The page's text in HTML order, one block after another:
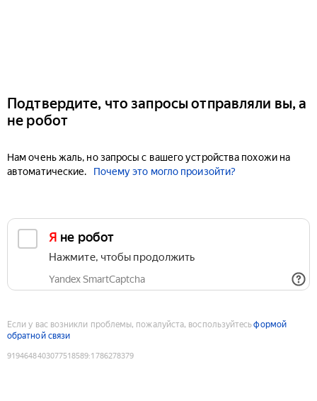
Подтвердите, что запросы отправляли вы, а
не робот
Нам очень жаль, но запросы с вашего устройства похожи на
автоматические.
Почему это могло произойти?
Я не робот
Нажмите, чтобы продолжить
Yandex SmartCaptcha
Если у вас возникли проблемы, пожалуйста, воспользуйтесьформой
обратной связи
9194648403077518589:1786278379